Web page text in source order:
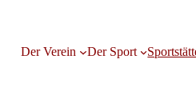
Der Verein Der Sport